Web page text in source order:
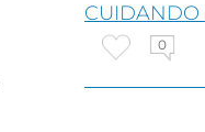
CUIDANDO
0